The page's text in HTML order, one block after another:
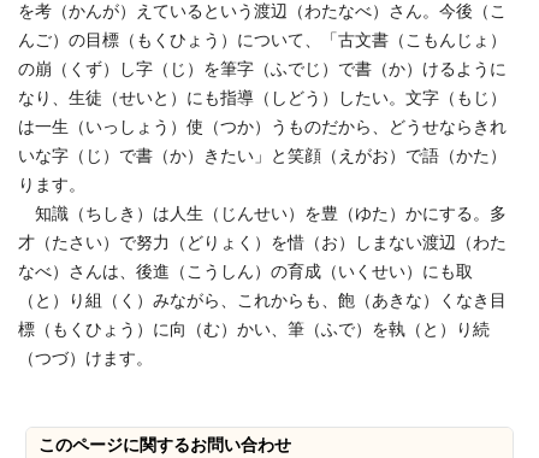
を考（かんが）えているという渡辺（わたなべ）さん。今後（こ
んご）の目標（もくひょう）について、「古文書（こもんじょ）
の崩（くず）し字（じ）を筆字（ふでじ）で書（か）けるように
なり、生徒（せいと）にも指導（しどう）したい。文字（もじ）
は一生（いっしょう）使（つか）うものだから、どうせならきれ
いな字（じ）で書（か）きたい」と笑顔（えがお）で語（かた）
ります。
知識（ちしき）は人生（じんせい）を豊（ゆた）かにする。多
才（たさい）で努力（どりょく）を惜（お）しまない渡辺（わた
なべ）さんは、後進（こうしん）の育成（いくせい）にも取
（と）り組（く）みながら、これからも、飽（あきな）くなき目
標（もくひょう）に向（む）かい、筆（ふで）を執（と）り続
（つづ）けます。
このページに関するお問い合わせ